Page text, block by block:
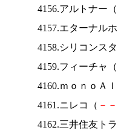
4156.アルトナー（
4157.エターナル
4158.シリコンス
4159.フィーチャ（
4160.ｍｏｎｏＡ
4161.ニレコ（ － －
4162.三井住友ト